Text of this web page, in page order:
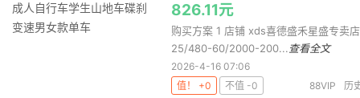
826.11元
购买方案 1 店铺 xds喜德盛禾星盛专卖
25/480-60/2000-200... 查看全文
2026-4-16 07:06
值！ +0
不值 -0 88VIP 历